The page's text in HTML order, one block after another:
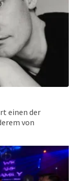
einen der
von